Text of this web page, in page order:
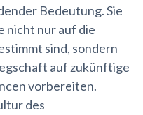
Bedeutung. Sie
nicht nur auf die
sind, sondern
auf zukünftige
vorbereiten.
des